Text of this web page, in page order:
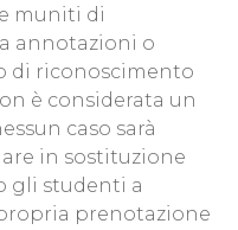
muniti di
annotazioni o
di riconoscimento
è considerata un
caso sarà
in sostituzione
gli studenti a
prenotazione